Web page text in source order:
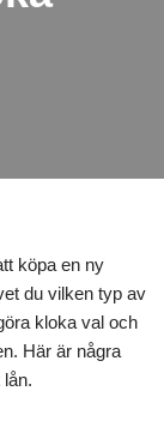
köpa en ny
du vilken typ av
kloka val och
Här är några